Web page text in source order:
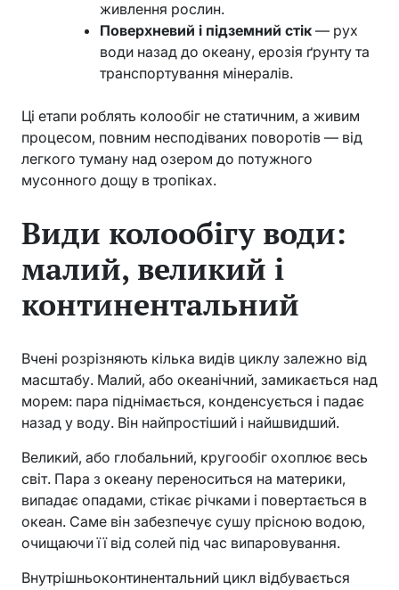
живлення рослин.
Поверхневий і підземний стік — рух
води назад до океану, ерозія ґрунту та
транспортування мінералів.
Ці етапи роблять колообіг не статичним, а живим
процесом, повним несподіваних поворотів — від
легкого туману над озером до потужного
мусонного дощу в тропіках.
Види колообігу води:
малий, великий і
континентальний
Вчені розрізняють кілька видів циклу залежно від
масштабу. Малий, або океанічний, замикається над
морем: пара піднімається, конденсується і падає
назад у воду. Він найпростіший і найшвидший.
Великий, або глобальний, кругообіг охоплює весь
світ. Пара з океану переноситься на материки,
випадає опадами, стікає річками і повертається в
океан. Саме він забезпечує сушу прісною водою,
очищаючи її від солей під час випаровування.
Внутрішньоконтинентальний цикл відбувається